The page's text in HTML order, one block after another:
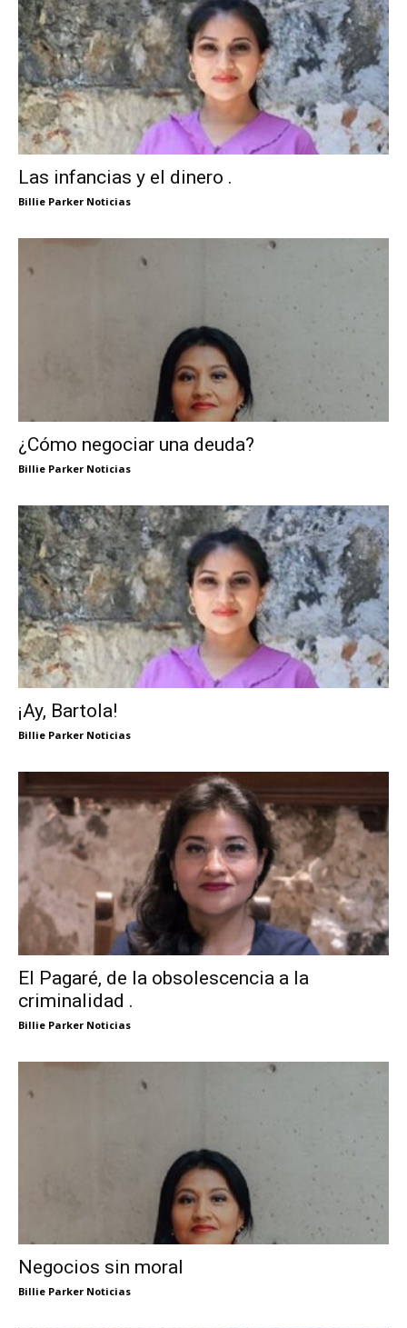
Las infancias y el dinero .
Billie Parker Noticias
¿Cómo negociar una deuda?
Billie Parker Noticias
¡Ay, Bartola!
Billie Parker Noticias
El Pagaré, de la obsolescencia a la
criminalidad .
Billie Parker Noticias
Negocios sin moral
Billie Parker Noticias